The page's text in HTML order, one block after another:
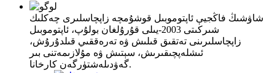
شاۋشىڭ فاڭجيې ئاپتوموبىل قوشۇمچە زاپچاسلىرى چەكلىك
شىركىتى 2003-يىلى قۇرۇلغان بولۇپ، ئاپتوموبىل
زاپچاسلىرىنى تەتقىق قىلىش ۋە تەرەققىي قىلدۇرۇش،
ئىشلەپچىقىرىش، سېتىش ۋە مۇلازىمەتنى بىر
گەۋدىلەشتۈرگەن كارخانا.